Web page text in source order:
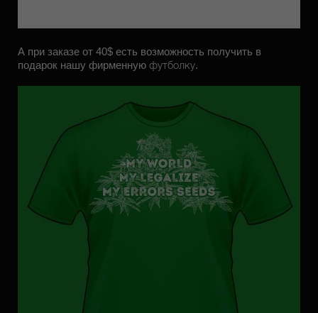
А при заказе от 40$ есть возможность получить в
подарок нашу фирменную футболку.